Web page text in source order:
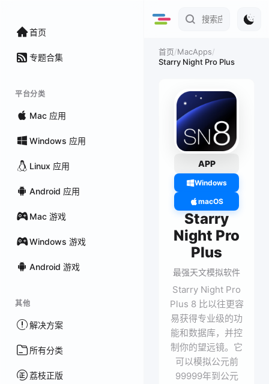
首页
专题合集
平台分类
Mac 应用
Windows 应用
Linux 应用
Android 应用
Mac 游戏
Windows 游戏
Android 游戏
其他
解决方案
所有分类
荔枝正版
首页/MacApps/
Starry Night Pro Plus
APP
Windows
macOS
Starry
Night Pro
Plus
最强天文模拟软件
Starry Night Pro
Plus 8 比以往更容
易获得专业级的功
能和数据库，并控
制你的望远镜。它
可以模拟公元前
99999年到公元